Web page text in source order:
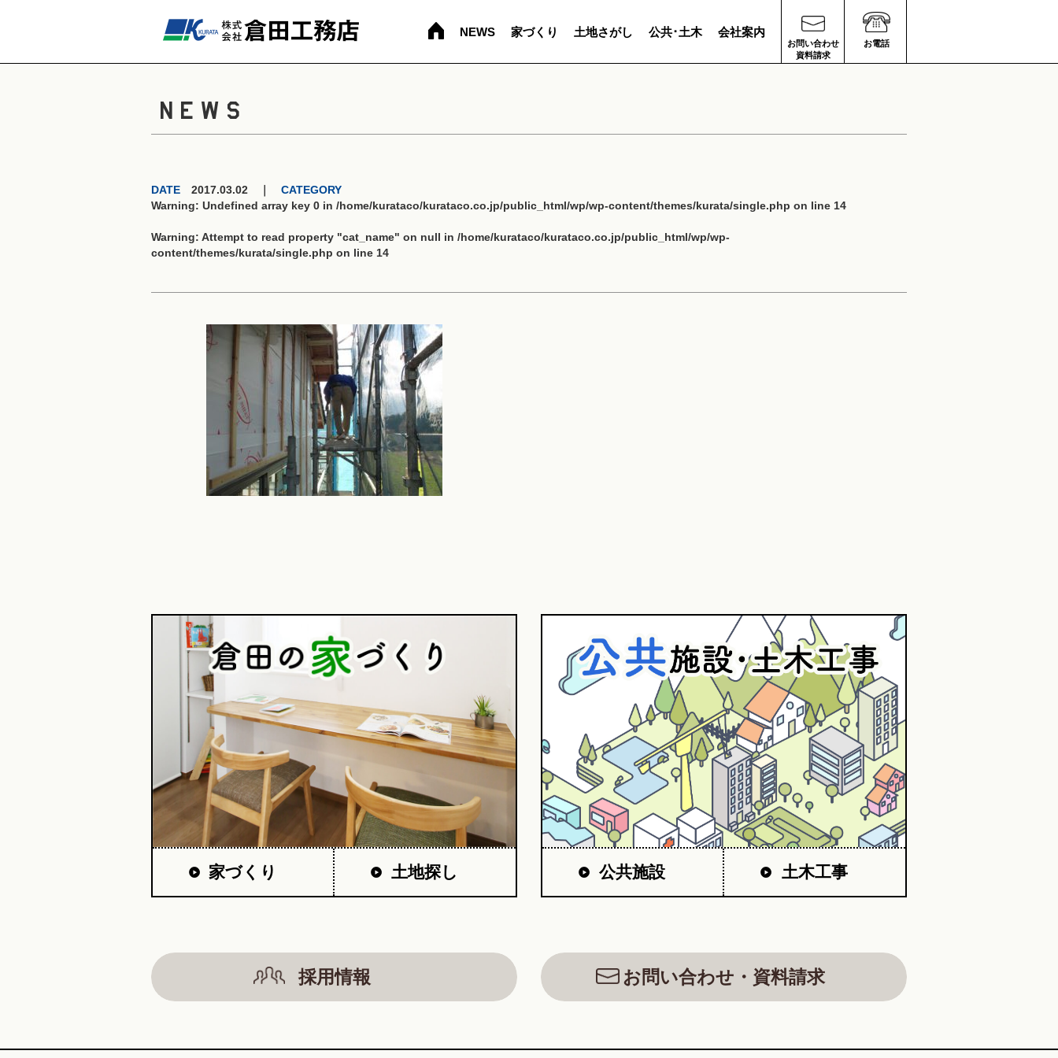
NEWS 家づくり 土地さがし 公共･土木 会社案内
お問い合わせ
資料請求
お電話
NEWS
DATE 2017.03.02 ｜ CATEGORY
Warning: Undefined array key 0 in /home/kurataco/kurataco.co.jp/public_html/wp/wp-content/themes/kurata/single.php on line 14
Warning: Attempt to read property "cat_name" on null in /home/kurataco/kurataco.co.jp/public_html/wp/wp-
content/themes/kurata/single.php on line 14
家づくり 土地探し 公共施設 土木工事
採用情報 お問い合わせ・資料請求